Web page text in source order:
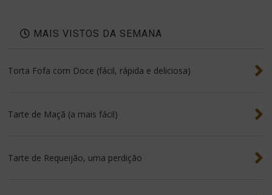
MAIS VISTOS DA SEMANA
Torta Fofa com Doce (fácil, rápida e deliciosa)
Tarte de Maçã (a mais fácil)
Tarte de Requeijão, uma perdição